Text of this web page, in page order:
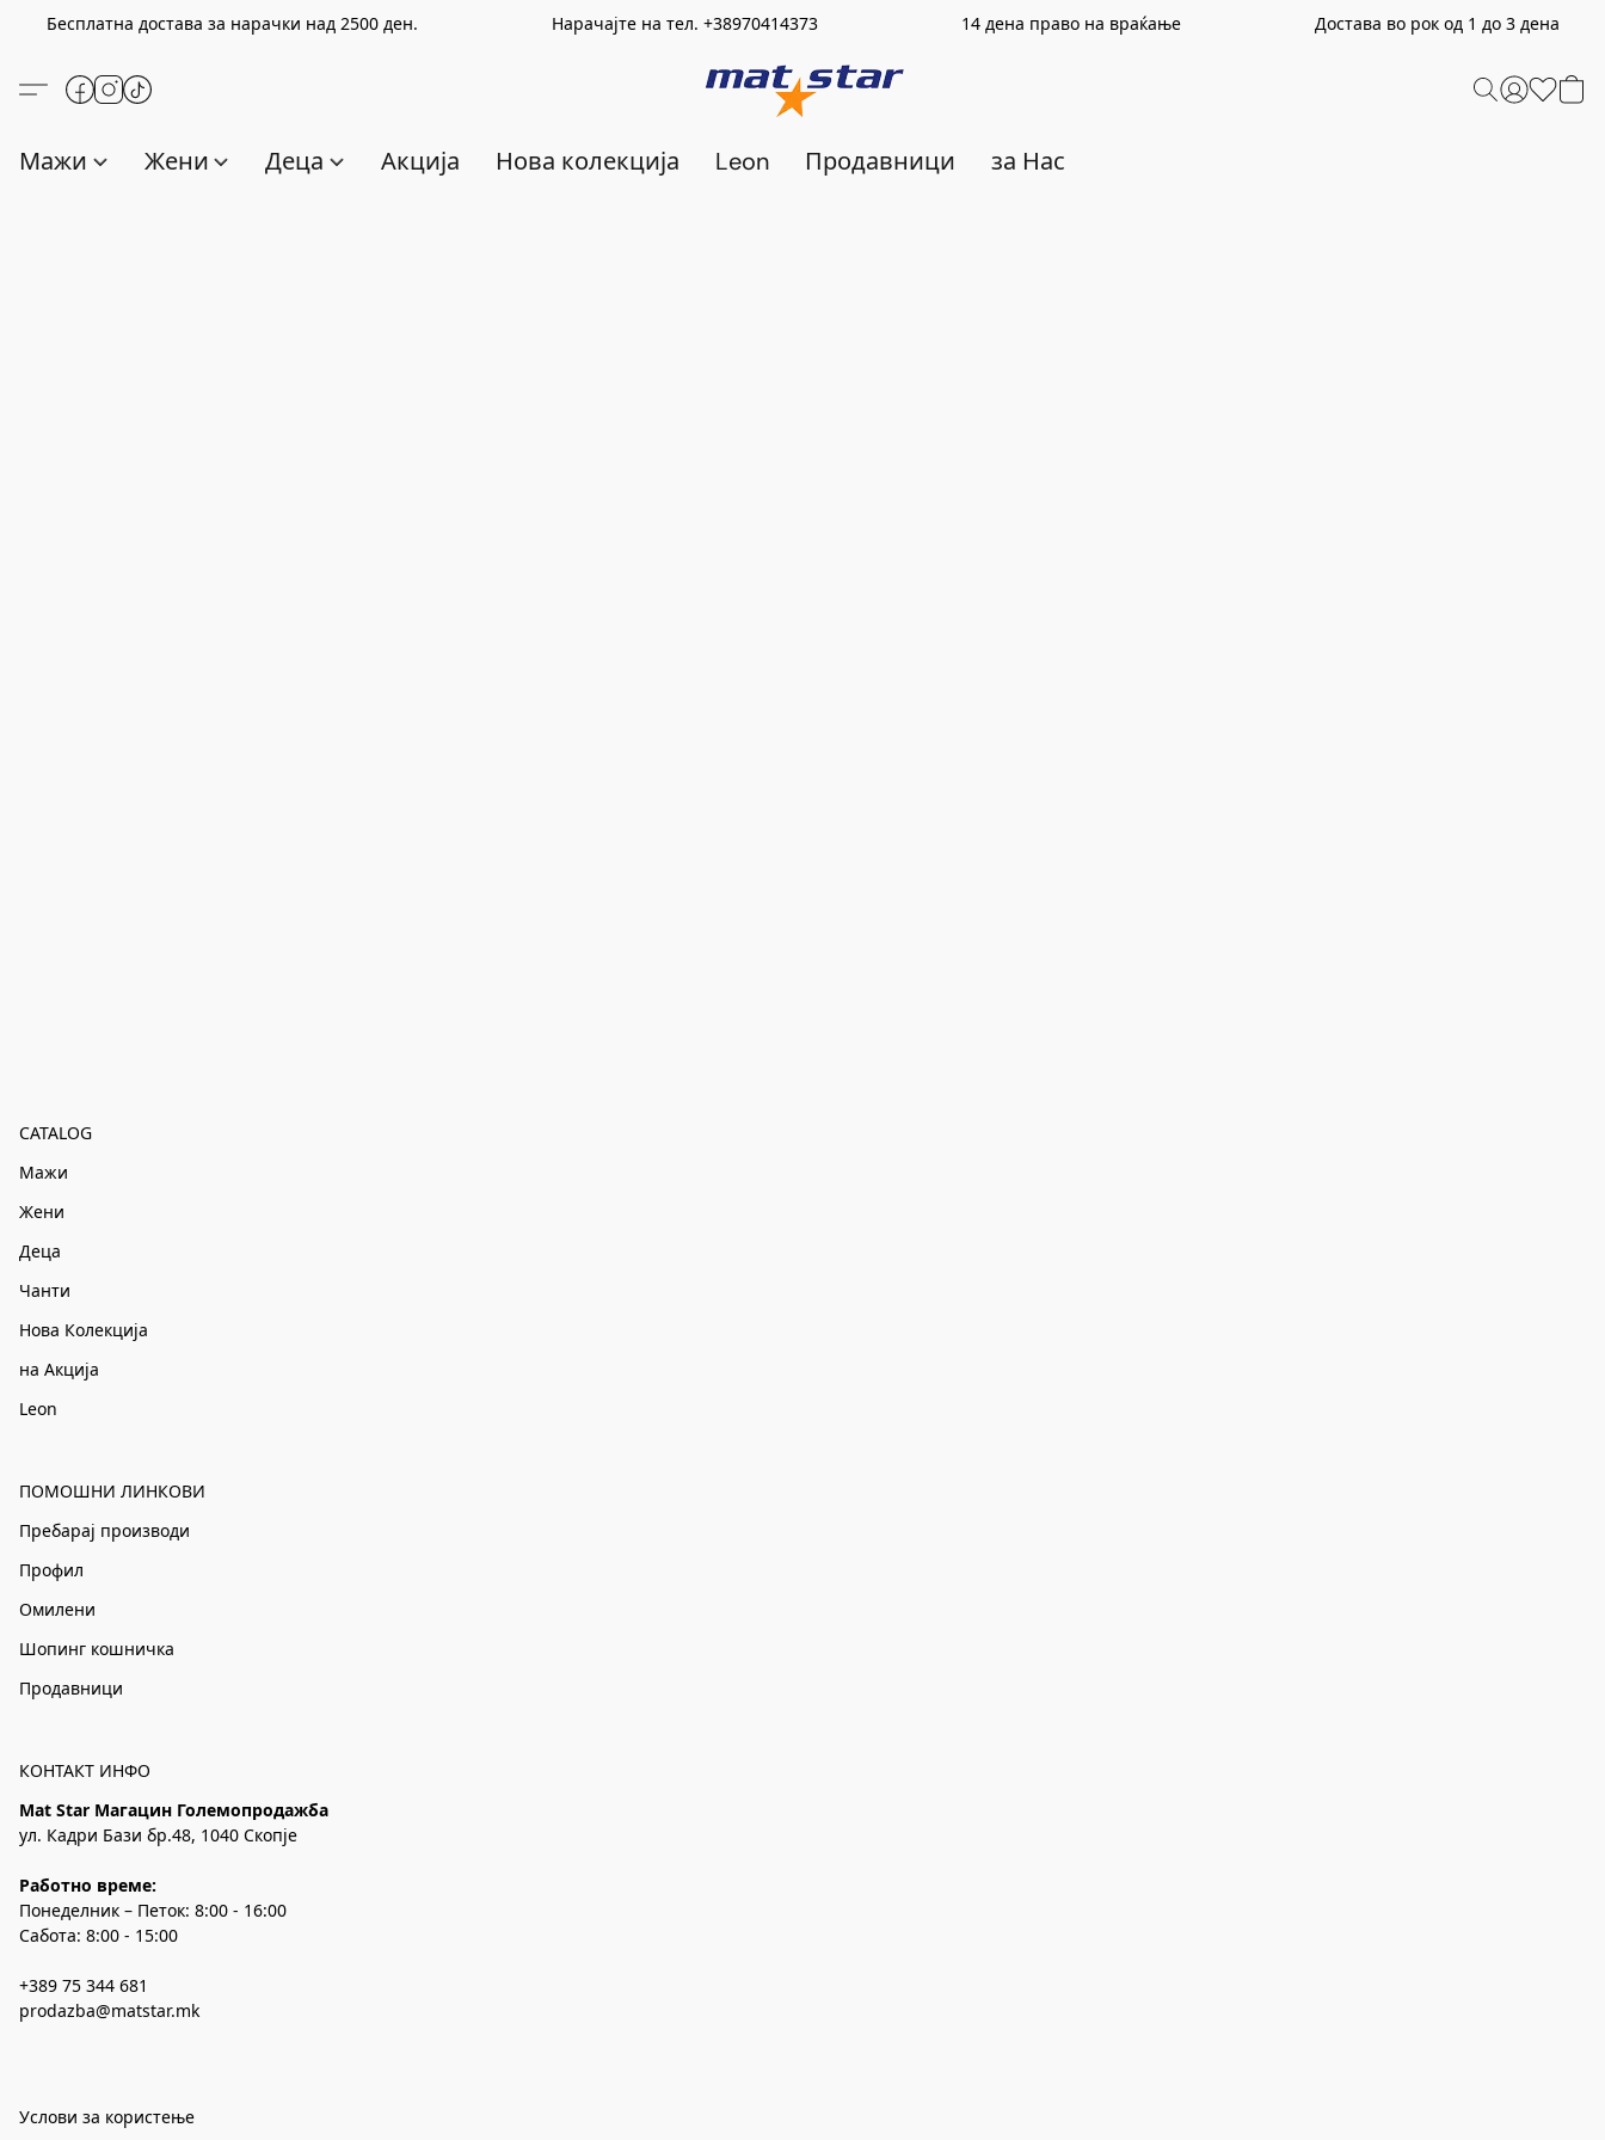
Бесплатна достава за нарачки над 2500 ден. Нарачајте на тел. +3897041437314 дена право на враќање Достава во рок од 1 до 3 дена
Мажи Жени Деца Акција Нова колекција Leon Продавници за Нас
CATALOG
Мажи
Жени
Деца
Чанти
Нова Колекција
на Акција
Leon
ПОМОШНИ ЛИНКОВИ
Пребарај производи
Профил
Омилени
Шопинг кошничка
Продавници
КОНТАКТ ИНФО
Mat Star Магацин Големопродажба
ул. Кадри Бази бр.48, 1040 Скопје
Работно време:
Понеделник – Петок: 8:00 - 16:00
Сабота: 8:00 - 15:00
+389 75 344 681
prodazba@matstar.mk
Услови за користење